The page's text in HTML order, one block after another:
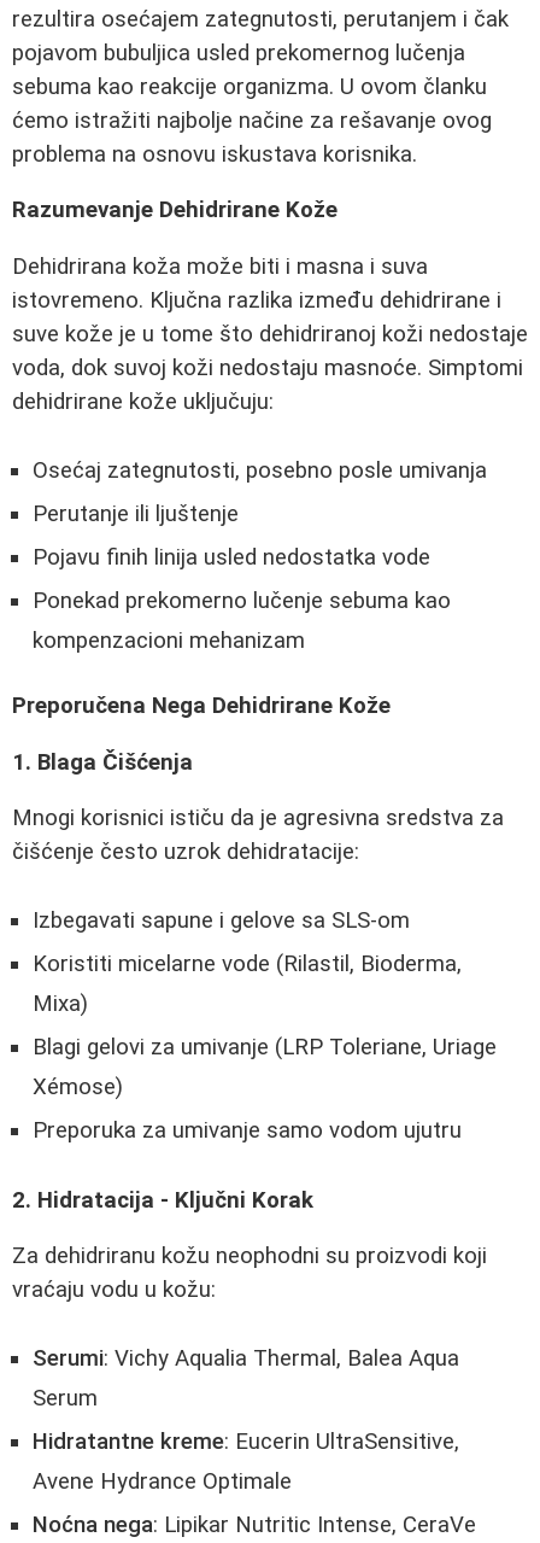
rezultira osećajem zategnutosti, perutanjem i čak
pojavom bubuljica usled prekomernog lučenja
sebuma kao reakcije organizma. U ovom članku
ćemo istražiti najbolje načine za rešavanje ovog
problema na osnovu iskustava korisnika.
Razumevanje Dehidrirane Kože
Dehidrirana koža može biti i masna i suva
istovremeno. Ključna razlika između dehidrirane i
suve kože je u tome što dehidriranoj koži nedostaje
voda, dok suvoj koži nedostaju masnoće. Simptomi
dehidrirane kože uključuju:
Osećaj zategnutosti, posebno posle umivanja
Perutanje ili ljuštenje
Pojavu finih linija usled nedostatka vode
Ponekad prekomerno lučenje sebuma kao
kompenzacioni mehanizam
Preporučena Nega Dehidrirane Kože
1. Blaga Čišćenja
Mnogi korisnici ističu da je agresivna sredstva za
čišćenje često uzrok dehidratacije:
Izbegavati sapune i gelove sa SLS-om
Koristiti micelarne vode (Rilastil, Bioderma,
Mixa)
Blagi gelovi za umivanje (LRP Toleriane, Uriage
Xémose)
Preporuka za umivanje samo vodom ujutru
2. Hidratacija - Ključni Korak
Za dehidriranu kožu neophodni su proizvodi koji
vraćaju vodu u kožu:
Serumi: Vichy Aqualia Thermal, Balea Aqua
Serum
Hidratantne kreme: Eucerin UltraSensitive,
Avene Hydrance Optimale
Noćna nega: Lipikar Nutritic Intense, CeraVe